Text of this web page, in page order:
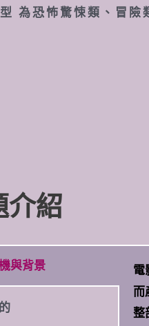
為恐怖驚悚類、冒險
介紹
與背景
電
而
整